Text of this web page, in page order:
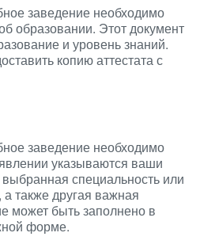
заведение необходимо
образовании. Этот документ
и уровень знаний.
копию аттестата с
заведение необходимо
указываются ваши
специальность или
также другая важная
может быть заполнено в
форме.